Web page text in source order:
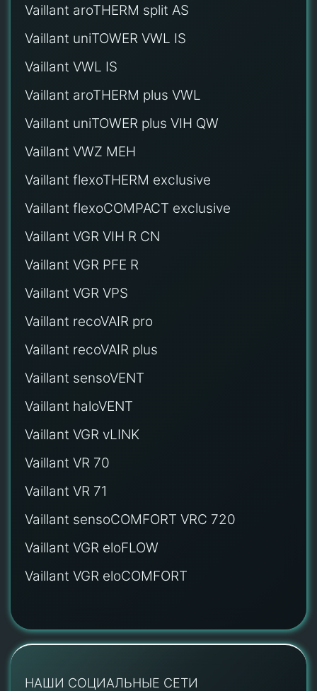
Vaillant aroTHERM split AS
Vaillant uniTOWER VWL IS
Vaillant VWL IS
Vaillant aroTHERM plus VWL
Vaillant uniTOWER plus VIH QW
Vaillant VWZ MEH
Vaillant flexoTHERM exclusive
Vaillant flexoCOMPACT exclusive
Vaillant VGR VIH R CN
Vaillant VGR PFE R
Vaillant VGR VPS
Vaillant recoVAIR pro
Vaillant recoVAIR plus
Vaillant sensoVENT
Vaillant haloVENT
Vaillant VGR vLINK
Vaillant VR 70
Vaillant VR 71
Vaillant sensoCOMFORT VRC 720
Vaillant VGR eloFLOW
Vaillant VGR eloCOMFORT
НАШИ СОЦИАЛЬНЫЕ СЕТИ